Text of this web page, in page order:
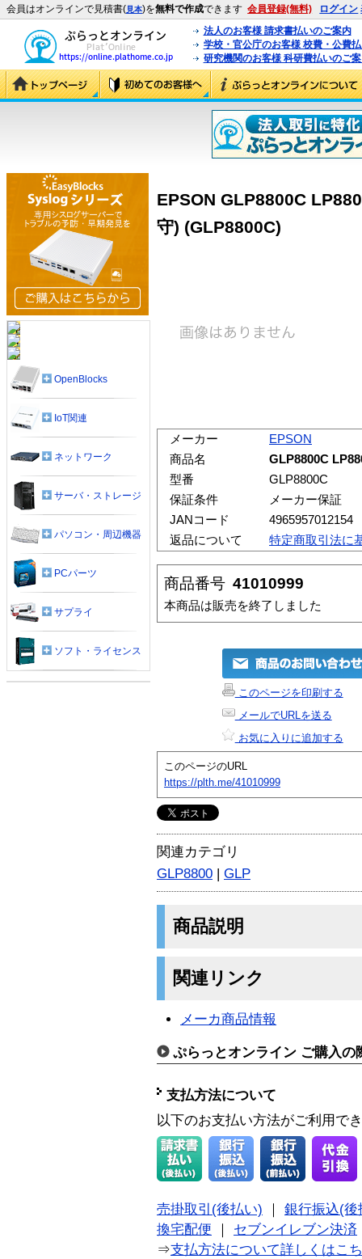
会員はオンラインで見積書(見本)を無料で作成できます 会員登録(無料) ログイン
法人のお客様 請求書払いのご案内
学校・官公庁のお客様 校費・公費
研究機関のお客様 科研費払いのご
EPSON GLP8800C
守) (GLP8800C)
メーカー
EPSON
商品名
GLP8800C
型番
GLP8800C
保証条件
メーカー保証
JANコード
4965957012154
返品について
特定商取引法に
商品番号 41010999
本商品は販売を終了しました
このページを印刷する
メールでURLを送る
お気に入りに追加する
このページのURL
https://plth.me/41010999
関連カテゴリ
GLP8800 | GLP
商品説明
関連リンク
メーカ商品情報
ぷらっとオンライン ご購入の
支払方法について
以下のお支払い方法がご利用で
売掛取引(後払い)
銀行振込(後
換宅配便
セブンイレブン決済
⇒支払方法について詳しくはこ
OpenBlocks
IoT関連
ネットワーク
サーバ・ストレージ
パソコン・周辺機器
PCパーツ
サプライ
ソフト・ライセンス